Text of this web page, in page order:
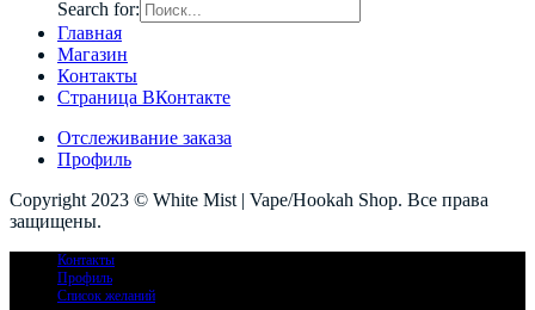
Search for:
Главная
Магазин
Контакты
Страница ВКонтакте
Отслеживание заказа
Профиль
Copyright 2023 © White Mist | Vape/Hookah Shop. Все права
защищены.
Контакты
Профиль
Список желаний